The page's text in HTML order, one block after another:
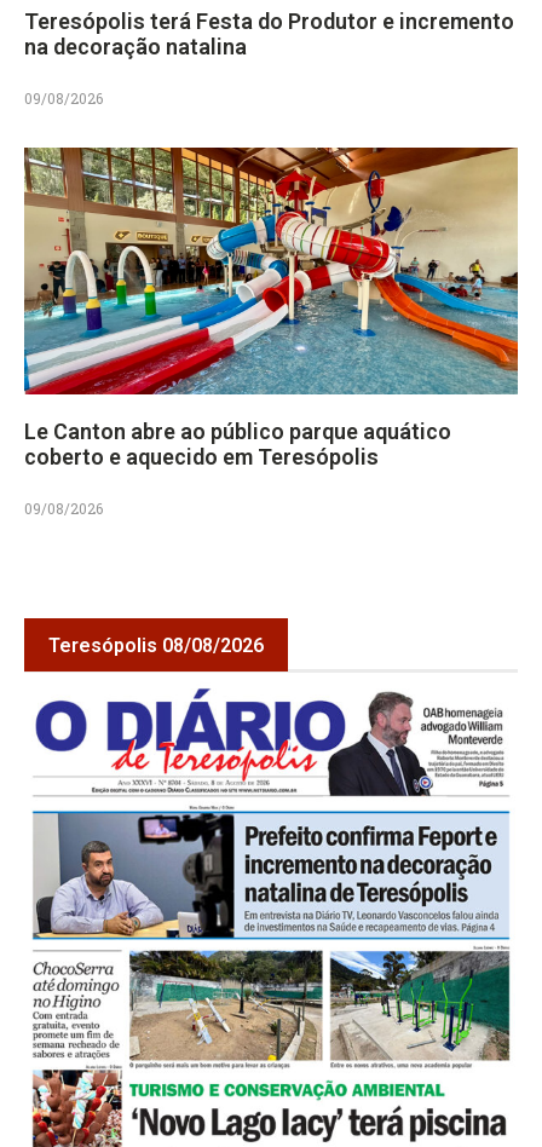
Teresópolis terá Festa do Produtor e incremento
na decoração natalina
09/08/2026
Le Canton abre ao público parque aquático
coberto e aquecido em Teresópolis
09/08/2026
Teresópolis 08/08/2026